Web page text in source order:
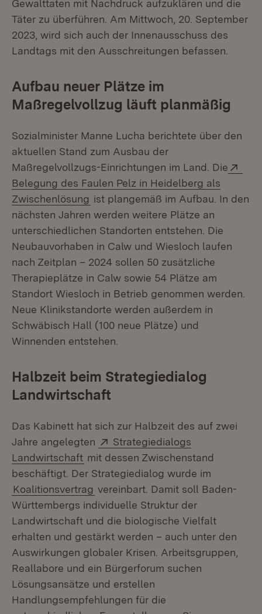
Gewalttaten mit Nachdruck aufzuklären und die
Täter zu überführen. Am Mittwoch, 20. September
2023, wird sich auch der Innenausschuss des
Landtags mit den Ausschreitungen befassen.
Aufbau neuer Plätze im
Maßregelvollzug läuft planmäßig
Sozialminister Manne Lucha berichtete über den
aktuellen Stand zum Ausbau der
Maßregelvollzugs-Einrichtungen im Land. Die
Belegung des Faulen Pelz in Heidelberg als
Zwischenlösung (Öffnet in neuem Fenster)
ist plangemäß im Aufbau. In den
nächsten Jahren werden weitere Plätze an
unterschiedlichen Standorten entstehen. Die
Neubauvorhaben in Calw und Wiesloch laufen
nach Zeitplan – 2024 sollen 50 zusätzliche
Therapieplätze in Calw sowie 54 Plätze am
Standort Wiesloch in Betrieb genommen werden.
Neue Klinikstandorte werden außerdem in
Schwäbisch Hall (100 neue Plätze) und
Winnenden entstehen.
Halbzeit beim Strategiedialog
Landwirtschaft
Das Kabinett hat sich zur Halbzeit des auf zwei
Jahre angelegten
Extern:
Strategiedialogs
Landwirtschaft (Öffnet in neuem Fenster)
mit dessen Zwischenstand
beschäftigt. Der Strategiedialog wurde im
Koalitionsvertrag vereinbart. Damit soll Baden-
Württembergs individuelle Struktur der
Landwirtschaft und die biologische Vielfalt
erhalten und gestärkt werden – auch unter den
Auswirkungen globaler Krisen. Arbeitsgruppen,
Reallabore und ein Bürgerforum suchen
Lösungsansätze und erstellen
Handlungsempfehlungen für die